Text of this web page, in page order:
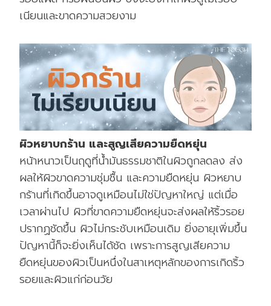
เนียนและขาดความสวยงาม
ผิวหยาบกร้าน และสูญเสียความยืดหยุ่น
หน้าหนาวเป็นฤดูที่น้ำมันธรรมชาติในผิวถูกลดลง ส่ง
ผลให้ผิวขาดความชุ่มชื้น และความยืดหยุ่น ผิวหยาบ
กร้านที่เกิดขึ้นอาจดูเหมือนไม่ใช่ปัญหาใหญ่ แต่เมื่อ
เวลาผ่านไป ผิวที่ขาดความยืดหยุ่นจะส่งผลให้ริ้วรอย
ปรากฏชัดขึ้น ผิวไม่กระชับเหมือนเดิม ยิ่งอายุเพิ่มขึ้น
ปัญหานี้ก็จะยิ่งเห็นได้ชัด เพราะการสูญเสียความ
ยืดหยุ่นของผิวเป็นหนึ่งในสาเหตุหลักของการเกิดริ้ว
รอยและผิวแก่ก่อนวัย